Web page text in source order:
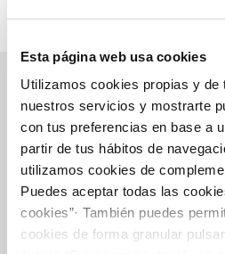
Esta página web usa cookies
Utilizamos cookies propias y de
nuestros servicios y mostrarte
con tus preferencias en base a
partir de tus hábitos de
utilizamos cookies de
Puedes aceptar todas las
cookies”· También puedes
cookies de forma granular
Inicio
Gestiones Online